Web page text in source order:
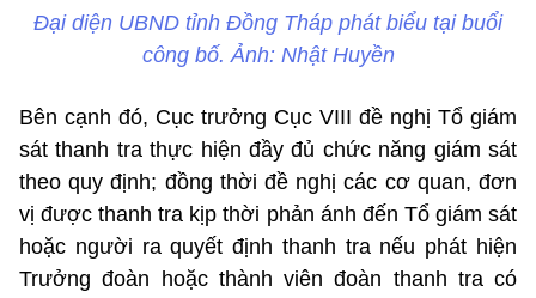
Đại diện UBND tỉnh Đồng Tháp phát biểu tại buổi
công bố. Ảnh: Nhật Huyền
Bên cạnh đó, Cục trưởng Cục VIII đề nghị Tổ giám
sát thanh tra thực hiện đầy đủ chức năng giám sát
theo quy định; đồng thời đề nghị các cơ quan, đơn
vị được thanh tra kịp thời phản ánh đến Tổ giám sát
hoặc người ra quyết định thanh tra nếu phát hiện
Trưởng đoàn hoặc thành viên đoàn thanh tra có